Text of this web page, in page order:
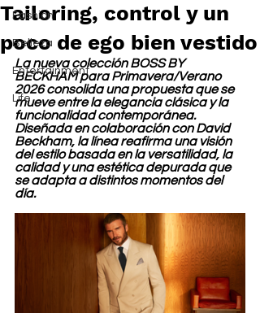
Fashion
Belleza
Entertainment
Life
Tailoring, control y un
poco de ego bien vestido
La nueva colección BOSS BY
BECKHAM para Primavera/Verano
2026 consolida una propuesta que se
mueve entre la elegancia clásica y la
funcionalidad contemporánea.
Diseñada en colaboración con David
Beckham, la línea reafirma una visión
del estilo basada en la versatilidad, la
calidad y una estética depurada que
se adapta a distintos momentos del
día.